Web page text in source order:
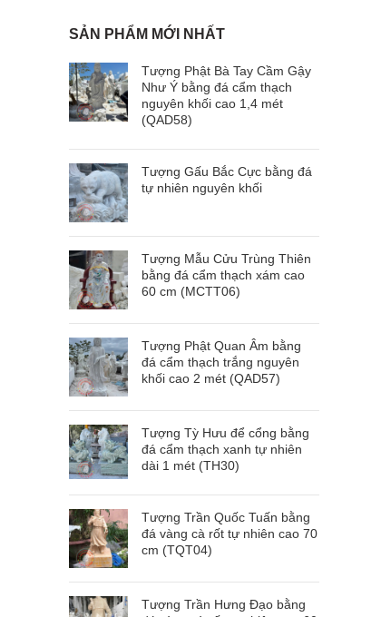
SẢN PHẨM MỚI NHẤT
Tượng Phật Bà Tay Cầm Gậy
Như Ý bằng đá cẩm thạch
nguyên khối cao 1,4 mét
(QAD58)
Tượng Gấu Bắc Cực bằng đá
tự nhiên nguyên khối
Tượng Mẫu Cửu Trùng Thiên
bằng đá cẩm thạch xám cao
60 cm (MCTT06)
Tượng Phật Quan Âm bằng
đá cẩm thạch trắng nguyên
khối cao 2 mét (QAD57)
Tượng Tỳ Hưu để cổng bằng
đá cẩm thạch xanh tự nhiên
dài 1 mét (TH30)
Tượng Trần Quốc Tuấn bằng
đá vàng cà rốt tự nhiên cao 70
cm (TQT04)
Tượng Trần Hưng Đạo bằng